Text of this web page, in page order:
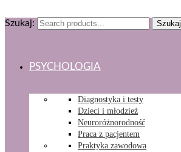
Szukaj: Szukaj
PSYCHOLOGIA
Diagnostyka i testy
Dzieci i młodzież
Neuroróżnorodność
Praca z pacjentem
Praktyka zawodowa